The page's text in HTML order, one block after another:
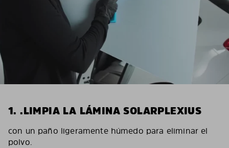
1. .LIMPIA LA LÁMINA SOLARPLEXIUS
con un paño ligeramente húmedo para eliminar el
polvo.